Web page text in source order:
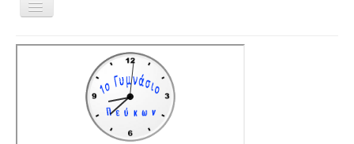
Εναλλαγή
πλοήγησης
ΑΡΧΙΚΗ
ΔΙΑΦΟΡΕΣ ΑΝΑΚΟΙΝΩΣΕΙΣ
ΤΟ ΣΧΟΛΕΙΟ ΜΑΣ